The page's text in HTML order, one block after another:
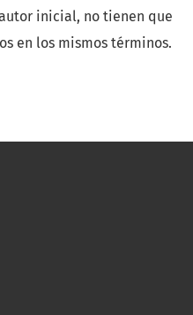
inicial, no tienen que
en los mismos términos.